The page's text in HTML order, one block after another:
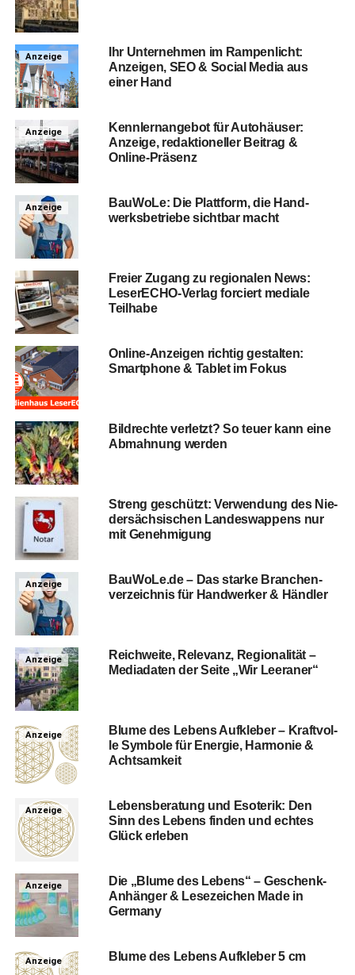
Anzeige
Ihr Unter­neh­men im Ram­pen­licht:
Anzei­gen, SEO & Social Media aus
einer Hand
Anzeige
Kenn­lern­an­ge­bot für Auto­häu­ser:
Anzei­ge, redak­tio­nel­ler Bei­trag &
Online-Präsenz
Anzeige
Bau­Wo­Le: Die Platt­form, die Hand­
werks­be­trie­be sicht­bar macht
Frei­er Zugang zu regio­na­len News:
Lese­r­ECHO-Ver­lag for­ciert media­le
Teilhabe
Online-Anzei­gen rich­tig gestal­ten:
Smart­phone & Tablet im Fokus
Bild­rech­te ver­letzt? So teu­er kann eine
Abmah­nung werden
Streng geschützt: Ver­wen­dung des Nie­
der­säch­si­schen Lan­des­wap­pens nur
mit Genehmigung
Anzeige
BauWoLe.de – Das star­ke Bran­chen­
ver­zeich­nis für Hand­wer­ker & Händler
Anzeige
Reich­wei­te, Rele­vanz, Regio­na­li­tät –
Media­da­ten der Sei­te „Wir Leeraner“
Anzeige
Blu­me des Lebens Auf­kle­ber – Kraft­vol­
le Sym­bo­le für Ener­gie, Har­mo­nie &
Achtsamkeit
Anzeige
Lebens­be­ra­tung und Eso­te­rik: Den
Sinn des Lebens fin­den und ech­tes
Glück erleben
Anzeige
Die „Blu­me des Lebens“ – Geschenk-
Anhän­ger & Lese­zei­chen Made in
Germany
Anzeige Blu­me des Lebens Auf­kle­ber 5 cm